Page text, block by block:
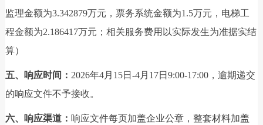
监理金额为3.342879万元，票务系统金额为1.5万元，电梯工
程金额为2.186417万元；相关服务费用以实际发生为准据实结
算）
五、响应时间： 2026年4月15日-4月17日9:00-17:00，逾期递交
的响应文件不予接收。
六、响应渠道： 响应文件每页加盖企业公章，整套材料加盖